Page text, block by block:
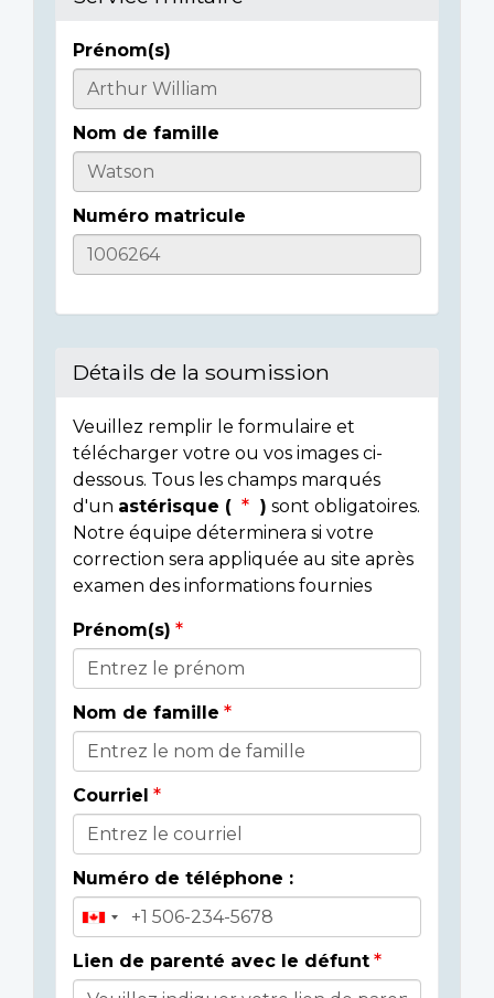
Casualty
Details
Prénom(s)
Nom de famille
Numéro matricule
Détails de la soumission
Veuillez remplir le formulaire et
télécharger votre ou vos images ci-
dessous. Tous les champs marqués
d'un astérisque ( ) sont obligatoires.
Notre équipe déterminera si votre
correction sera appliquée au site après
examen des informations fournies
Donor
Details
Prénom(s)
Nom de famille
Courriel
Numéro de téléphone :
Lien de parenté avec le défunt